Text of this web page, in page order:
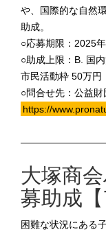
や、国際的な自然
助成。
○応募期限：2025
○助成上限：B. 国
市民活動枠 50万円
○問合せ先：公益
https://
大塚商
募助成【
困難な状況にある